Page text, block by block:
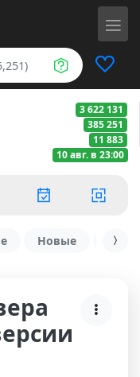
3 622 131
385 251
11 883
10 авг. в 23:00
Новые С